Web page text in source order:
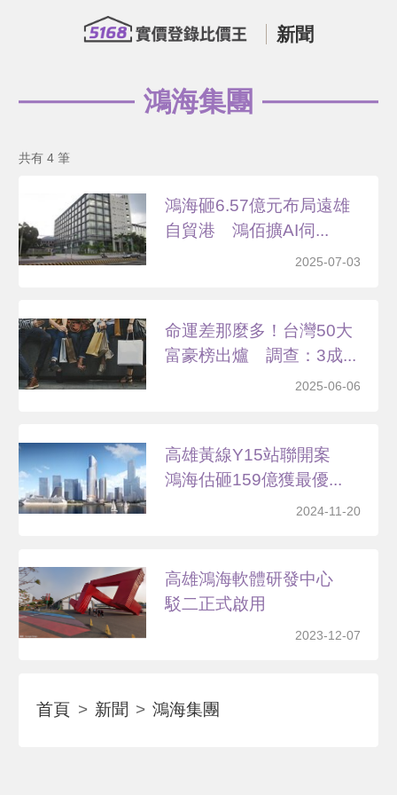
新聞
鴻海集團
共有 4 筆
鴻海砸6.57億元布局遠雄
自貿港 鴻佰擴AI伺...
2025-07-03
命運差那麼多！台灣50大
富豪榜出爐 調查：3成...
2025-06-06
高雄黃線Y15站聯開案
鴻海估砸159億獲最優...
2024-11-20
高雄鴻海軟體研發中心
駁二正式啟用
2023-12-07
首頁 新聞 鴻海集團